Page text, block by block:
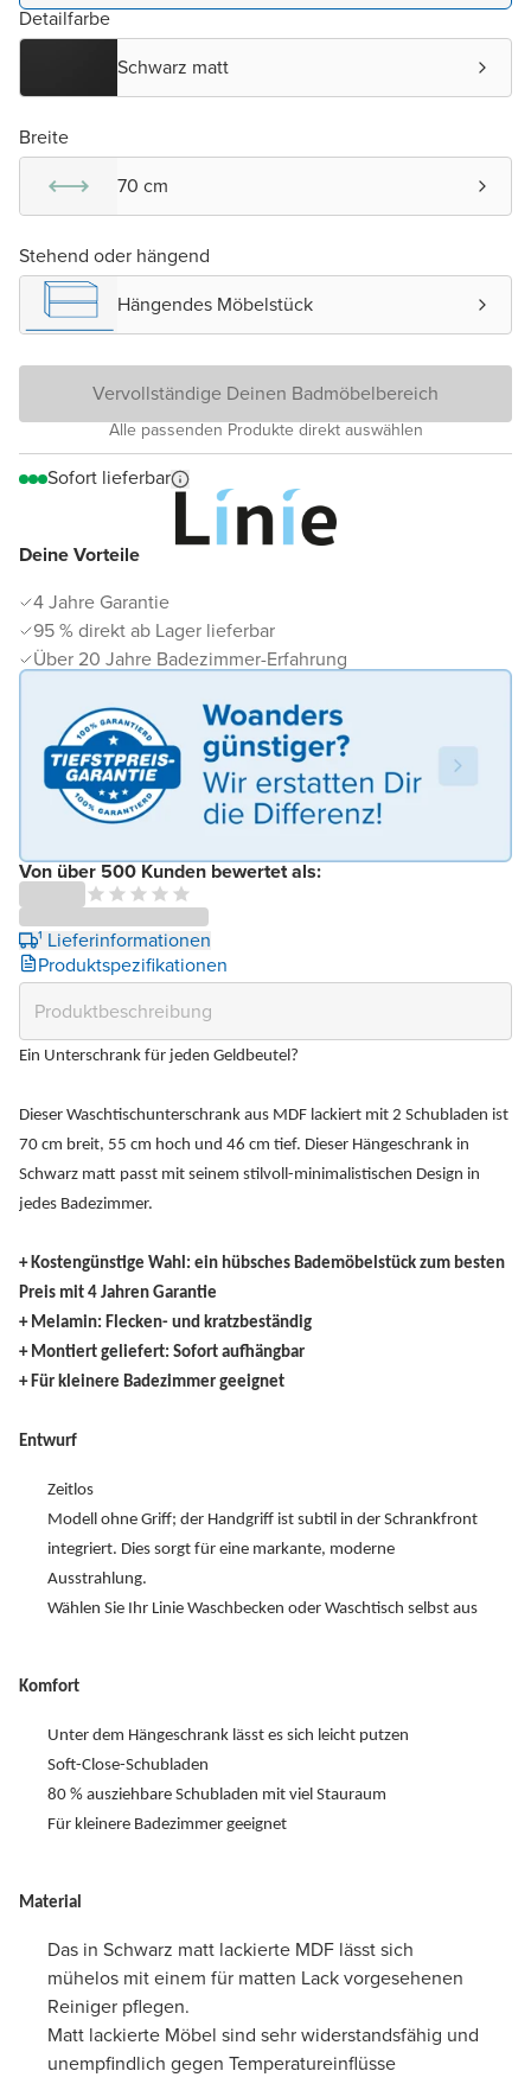
Deine Vorteile
4 Jahre Garantie
95 % direkt ab Lager lieferbar
Über 20 Jahre Badezimmer-Erfahrung
Von über 500 Kunden bewertet als:
¹ Lieferinformationen
Produktspezifikationen
Detailfarbe
Schwarz matt
Breite
70 cm
Stehend oder hängend
Hängendes Möbelstück
Vervollständige Deinen Badmöbelbereich
Alle passenden Produkte direkt auswählen
Sofort lieferbar
Ein Unterschrank für jeden Geldbeutel?
Dieser Waschtischunterschrank aus MDF lackiert mit 2 Schubladen ist
70 cm breit, 55 cm hoch und 46 cm tief. Dieser Hängeschrank in
Schwarz matt passt mit seinem stilvoll-minimalistischen Design in
jedes Badezimmer.
+ Kostengünstige Wahl: ein hübsches Bademöbelstück zum besten
Preis mit 4 Jahren Garantie
+ Melamin: Flecken- und kratzbeständig
+ Montiert geliefert: Sofort aufhängbar
+ Für kleinere Badezimmer geeignet
Entwurf
Zeitlos
Modell ohne Griff; der Handgriff ist subtil in der Schrankfront
integriert. Dies sorgt für eine markante, moderne
Ausstrahlung.
Wählen Sie Ihr Linie Waschbecken oder Waschtisch selbst aus
Komfort
Unter dem Hängeschrank lässt es sich leicht putzen
Soft-Close-Schubladen
80 % ausziehbare Schubladen mit viel Stauraum
Für kleinere Badezimmer geeignet
Material
Das in Schwarz matt lackierte MDF lässt sich
mühelos mit einem für matten Lack vorgesehenen
Reiniger pflegen.
Matt lackierte Möbel sind sehr widerstandsfähig und
unempfindlich gegen Temperatureinflüsse